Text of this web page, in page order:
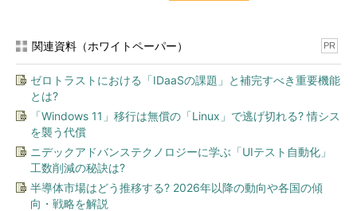
第1層
物理（フィジカル）層
表1 OSI基本参照モデル
特にデータ転送に関する定義を行っている下位層（第1層～第4
層）については、ネットワークエンジニアにとって最も重要な部
分となる。ネットワークシステムを構築する際には、各階層の機
能に見合った機器を選択する必要がある。機器の役割によって、
単にネットワークを拡張するだけのものもあれば、セグメントを
分けたり、負荷分散を行うものもある。また、複数のネットワー
関連資料（ホワイトペーパー） PR
ゼロトラストにおける「IDaaSの課題」と補完すべき重要機能
とは?
「Windows 11」移行は無償の「Linux」で逃げ切れる? 情シス
を襲う代償
ニデックアドバンステクノロジーに学ぶ「UIテスト自動化」
工数削減の秘訣は?
半導体市場はどう推移する? 2026年以降の動向や各国の傾
向・戦略を解説